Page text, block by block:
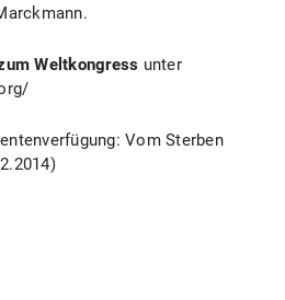
Weltkongress unter
Vom Sterben